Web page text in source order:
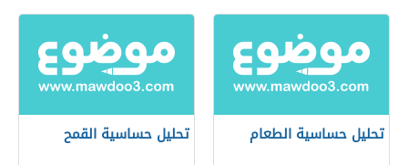
تحليل حساسية الطعام تحليل حساسية القمح